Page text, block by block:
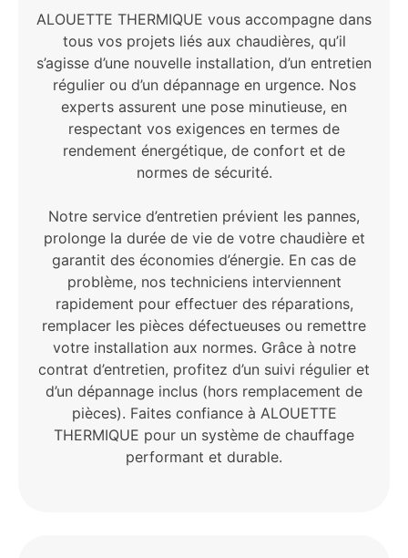
ALOUETTE THERMIQUE vous accompagne dans
tous vos projets liés aux chaudières, qu’il
s’agisse d’une nouvelle installation, d’un entretien
régulier ou d’un dépannage en urgence. Nos
experts assurent une pose minutieuse, en
respectant vos exigences en termes de
rendement énergétique, de confort et de
normes de sécurité.
Notre service d’entretien prévient les pannes,
prolonge la durée de vie de votre chaudière et
garantit des économies d’énergie. En cas de
problème, nos techniciens interviennent
rapidement pour effectuer des réparations,
remplacer les pièces défectueuses ou remettre
votre installation aux normes. Grâce à notre
contrat d’entretien, profitez d’un suivi régulier et
d’un dépannage inclus (hors remplacement de
pièces). Faites confiance à ALOUETTE
THERMIQUE pour un système de chauffage
performant et durable.